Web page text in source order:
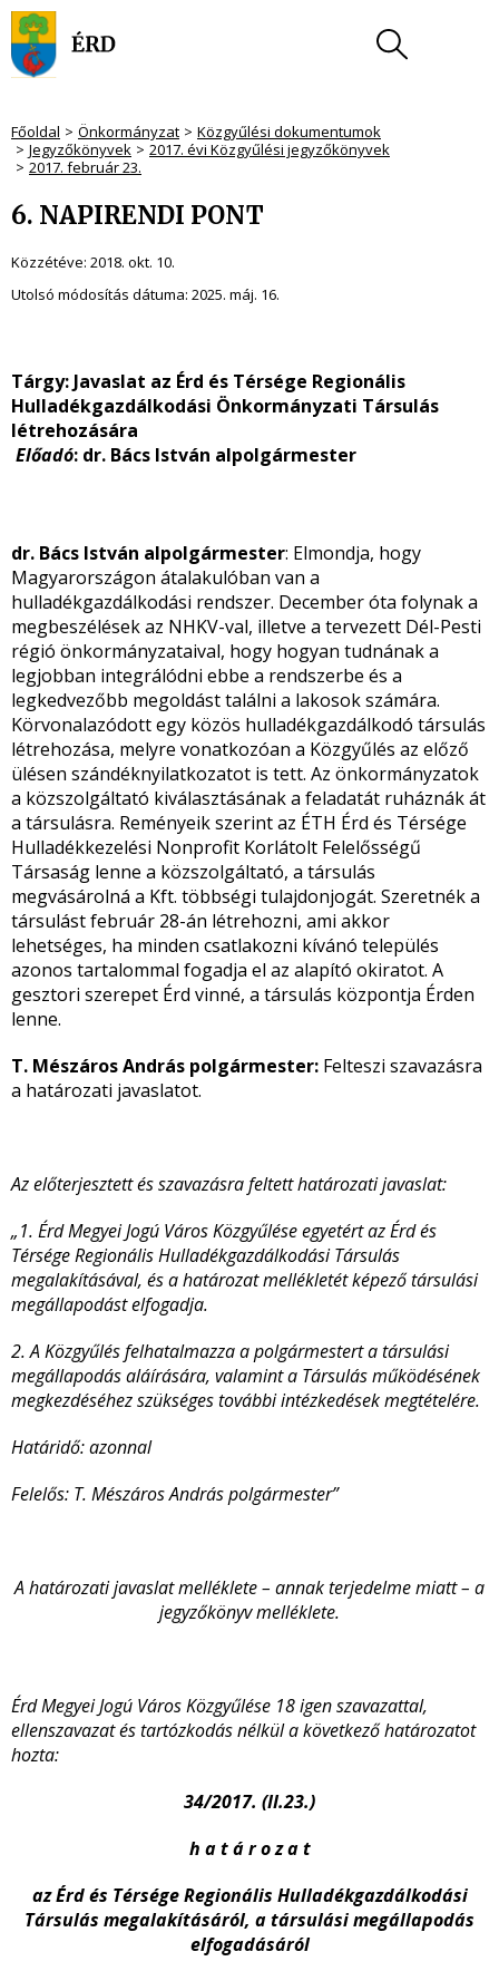
Főoldal Önkormányzat
Közgyűlési dokumentumok
Jegyzőkönyvek
2017. évi Közgyűlési jegyzőkönyvek
2017. február 23.
6. NAPIRENDI PONT
Közzétéve: 2018. okt. 10.
Utolsó módosítás dátuma: 2025. máj. 16.
Tárgy: Javaslat az Érd és Térsége Regionális
Hulladékgazdálkodási Önkormányzati Társulás
létrehozására
Előadó: dr. Bács István alpolgármester
dr. Bács István alpolgármester: Elmondja, hogy
Magyarországon átalakulóban van a
hulladékgazdálkodási rendszer. December óta folynak a
megbeszélések az NHKV-val, illetve a tervezett Dél-Pesti
régió önkormányzataival, hogy hogyan tudnának a
legjobban integrálódni ebbe a rendszerbe és a
legkedvezőbb megoldást találni a lakosok számára.
Körvonalazódott egy közös hulladékgazdálkodó társulás
létrehozása, melyre vonatkozóan a Közgyűlés az előző
ülésen szándéknyilatkozatot is tett. Az önkormányzatok
a közszolgáltató kiválasztásának a feladatát ruháznák át
a társulásra. Reményeik szerint az ÉTH Érd és Térsége
Hulladékkezelési Nonprofit Korlátolt Felelősségű
Társaság lenne a közszolgáltató, a társulás
megvásárolná a Kft. többségi tulajdonjogát. Szeretnék a
társulást február 28-án létrehozni, ami akkor
lehetséges, ha minden csatlakozni kívánó település
azonos tartalommal fogadja el az alapító okiratot. A
gesztori szerepet Érd vinné, a társulás központja Érden
lenne.
T. Mészáros András polgármester: Felteszi szavazásra
a határozati javaslatot.
Az előterjesztett és szavazásra feltett határozati javaslat:
„1. Érd Megyei Jogú Város Közgyűlése egyetért az Érd és
Térsége Regionális Hulladékgazdálkodási Társulás
megalakításával, és a határozat mellékletét képező társulási
megállapodást elfogadja.
2. A Közgyűlés felhatalmazza a polgármestert a társulási
megállapodás aláírására, valamint a Társulás működésének
megkezdéséhez szükséges további intézkedések megtételére.
Határidő: azonnal
Felelős: T. Mészáros András polgármester”
A határozati javaslat melléklete – annak terjedelme miatt – a
jegyzőkönyv melléklete.
Érd Megyei Jogú Város Közgyűlése 18 igen szavazattal,
ellenszavazat és tartózkodás nélkül a következő határozatot
hozta:
34/2017. (II.23.)
h a t á r o z a t
azÉrd és Térsége Regionális Hulladékgazdálkodási
Társulás megalakításáról, a társulási megállapodás
elfogadásáról